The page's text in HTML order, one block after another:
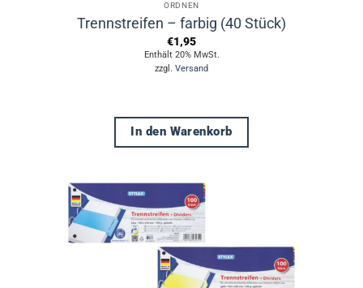
ORDNEN
Trennstreifen – farbig (40 Stück)
€1,95
Enthält 20% MwSt.
zzgl. Versand
In den Warenkorb